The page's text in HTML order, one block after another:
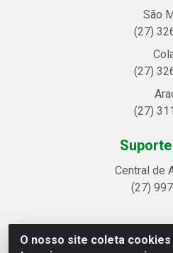
O nosso site coleta
São
(27)
(27)
(27)
Central de
(27)
Linhavix Distribuidora LTDA